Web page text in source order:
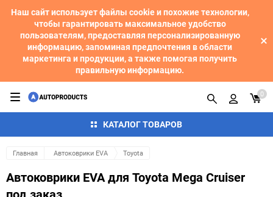
Наш сайт использует файлы cookie и похожие технологии,
чтобы гарантировать максимальное удобство
пользователям, предоставляя персонализированную
информацию, запоминая предпочтения в области
маркетинга и продукции, а также помогая получить
правильную информацию.
КАТАЛОГ ТОВАРОВ
0
Главная Автоковрики EVA Toyota
Автоковрики EVA для Toyota Mega Cruiser